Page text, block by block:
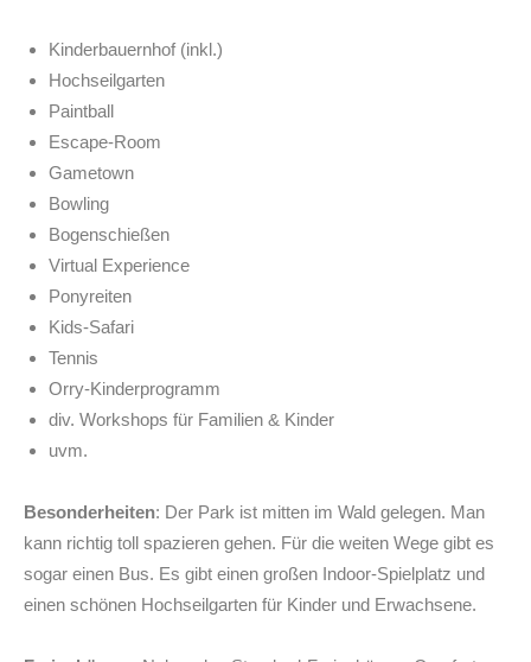
Kinderbauernhof (inkl.)
Hochseilgarten
Paintball
Escape-Room
Gametown
Bowling
Bogenschießen
Virtual Experience
Ponyreiten
Kids-Safari
Tennis
Orry-Kinderprogramm
div. Workshops für Familien & Kinder
uvm.
Besonderheiten: Der Park ist mitten im Wald gelegen. Man
kann richtig toll spazieren gehen. Für die weiten Wege gibt es
sogar einen Bus. Es gibt einen großen Indoor-Spielplatz und
einen schönen Hochseilgarten für Kinder und Erwachsene.